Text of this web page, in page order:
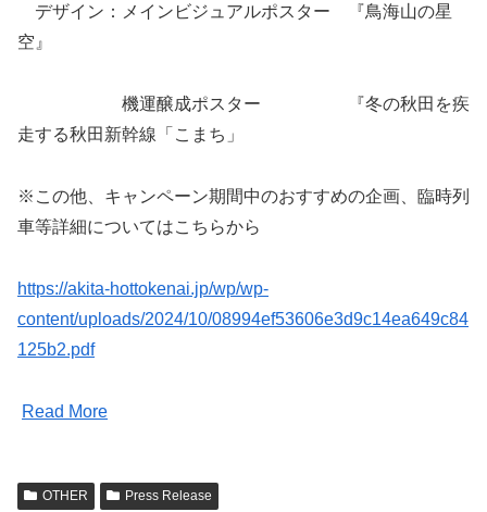
デザイン：メインビジュアルポスター 『鳥海山の星
空』
機運醸成ポスター 『冬の秋田を疾
走する秋田新幹線「こまち」
※この他、キャンペーン期間中のおすすめの企画、臨時列
車等詳細についてはこちらから
https://akita-hottokenai.jp/wp/wp-
content/uploads/2024/10/08994ef53606e3d9c14ea649c84
125b2.pdf
Read More
OTHER Press Release